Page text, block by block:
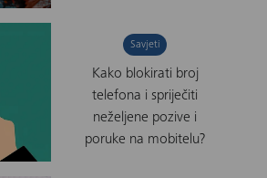
Savjeti
Kako blokirati broj
telefona i spriječiti
neželjene pozive i
poruke na mobitelu?